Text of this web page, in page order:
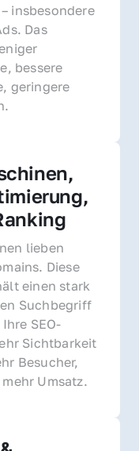
insbesondere
Das
bessere
geringere
lieben
Diese
einen stark
Suchbegriff
SEO-
Sichtbarkeit
Besucher,
Umsatz.